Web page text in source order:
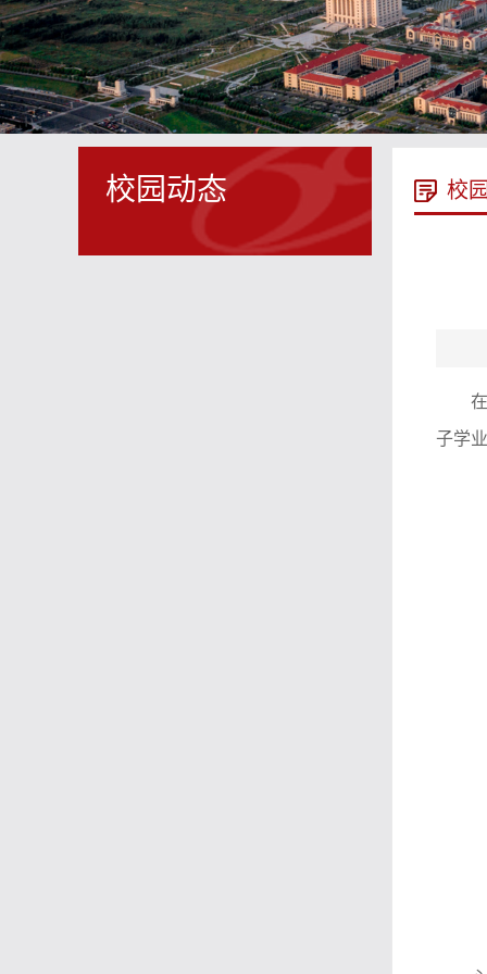
校园动态 校
子学